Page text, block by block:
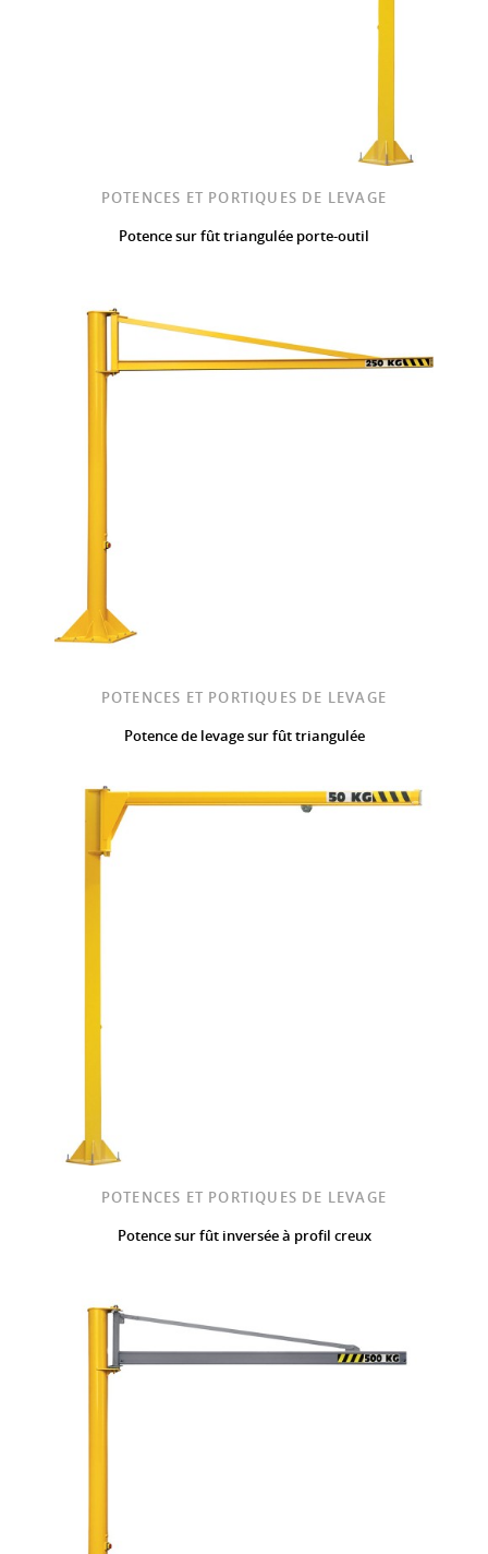
POTENCES ET PORTIQUES DE LEVAGE
Potence sur fût triangulée porte-outil
POTENCES ET PORTIQUES DE LEVAGE
Potence de levage sur fût triangulée
POTENCES ET PORTIQUES DE LEVAGE
Potence sur fût inversée à profil creux